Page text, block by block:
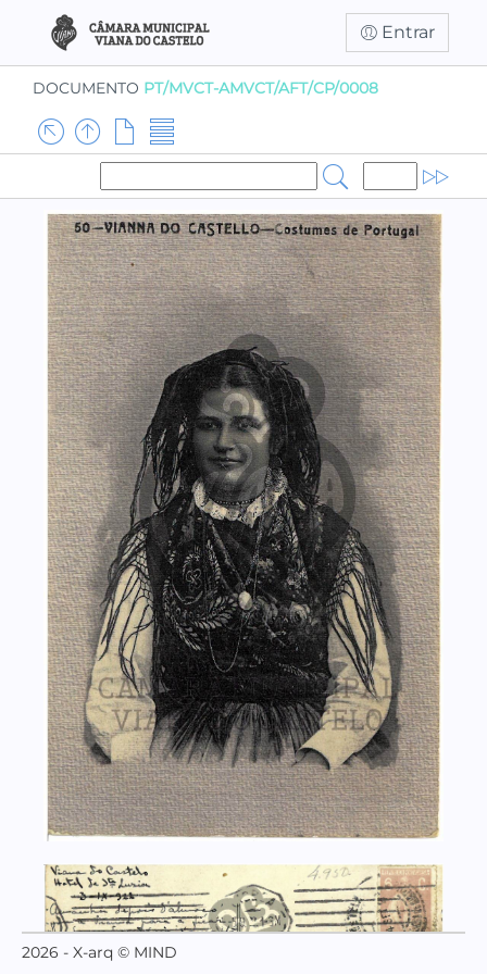
Entrar
DOCUMENTO PT/MVCT-AMVCT/AFT/CP/0008
2026 - X-arq © MIND